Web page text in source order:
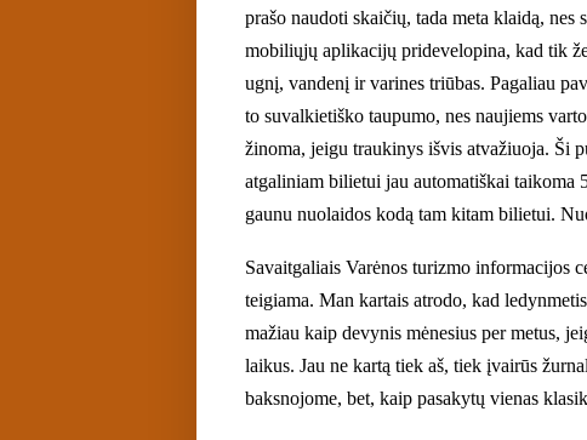
prašo naudoti skaičių, tada meta klaidą,
mobiliųjų aplikacijų pridevelopina, kad tik
ugnį, vandenį ir varines triūbas. Pagaliau
to suvalkietiško taupumo, nes naujiems
žinoma, jeigu traukinys išvis atvažiuoja. Ši
atgaliniam bilietui jau automatiškai taikoma
gaunu nuolaidos kodą tam kitam bilietui.
Savaitgaliais Varėnos turizmo informacijos
teigiama. Man kartais atrodo, kad
mažiau kaip devynis mėnesius per metus,
laikus. Jau ne kartą tiek aš, tiek įvairūs
baksnojome, bet, kaip pasakytų vienas